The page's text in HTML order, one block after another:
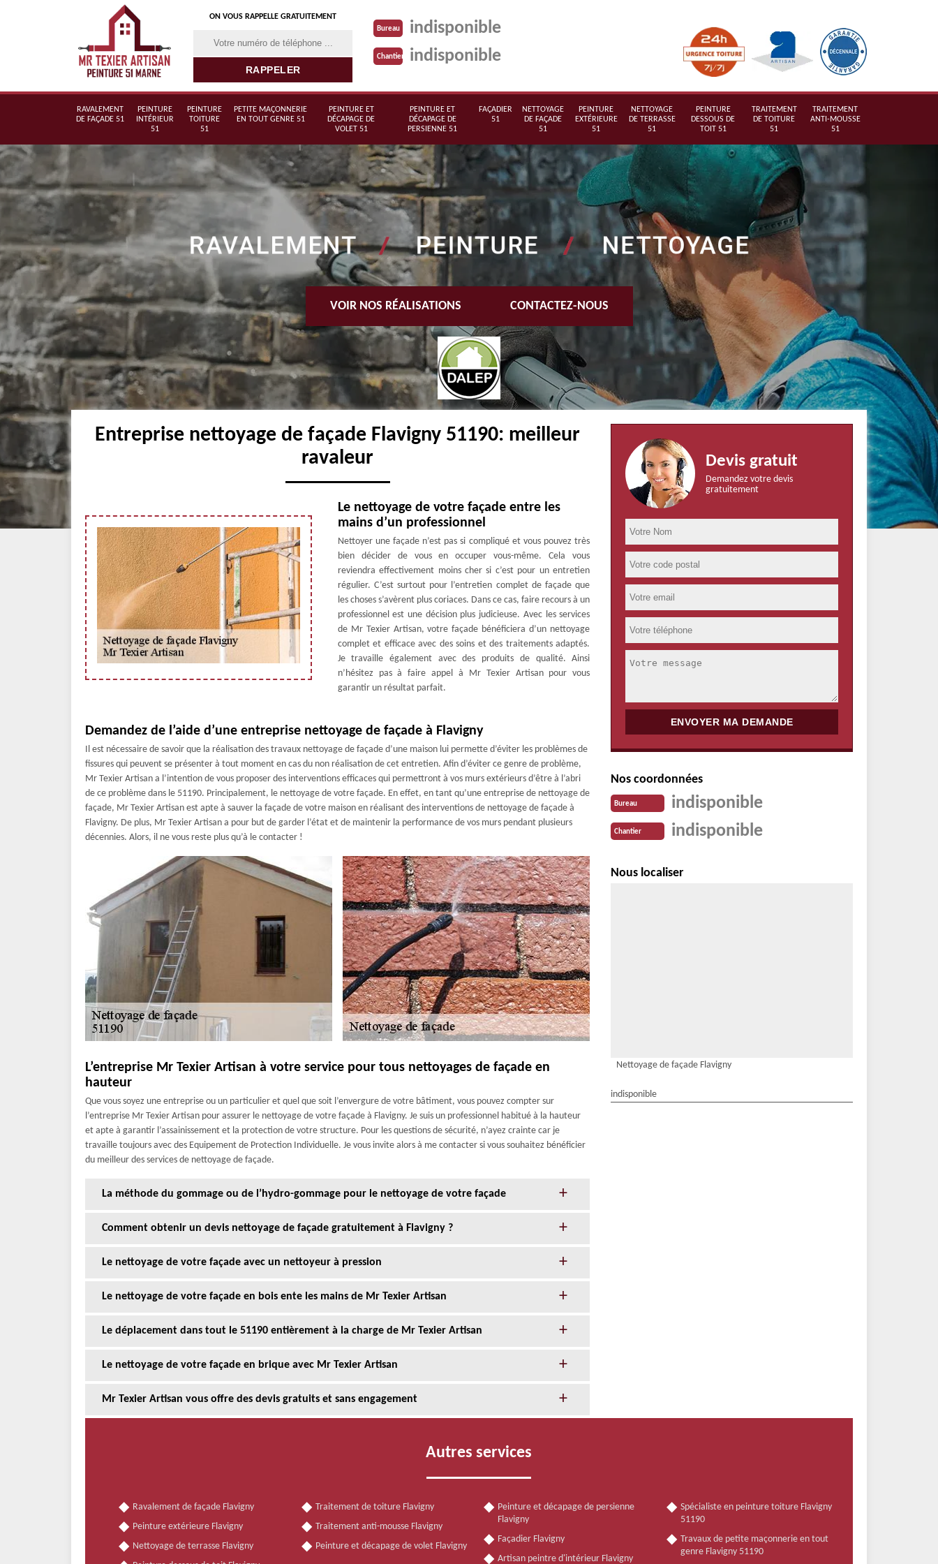
ON VOUS RAPPELLE GRATUITEMENT
Bureau indisponible
Chantier indisponible
RAVALEMENT
DE FAÇADE 51
PEINTURE
INTÉRIEUR
51
PEINTURE
TOITURE
51
PETITE MAÇONNERIE
EN TOUT GENRE 51
PEINTURE ET
DÉCAPAGE DE
VOLET 51
PEINTURE ET
DÉCAPAGE DE
PERSIENNE 51
FAÇADIER
51
NETTOYAGE
DE FAÇADE
51
PEINTURE
EXTÉRIEURE
51
NETTOYAGE
DE TERRASSE
51
PEINTURE
DESSOUS DE
TOIT 51
TRAITEMENT
DE TOITURE
51
TRAITEMENT
ANTI-MOUSSE
51
VOIR NOS RÉALISATIONS CONTACTEZ-NOUS
Entreprise nettoyage de façade Flavigny 51190: meilleur
ravaleur
Le nettoyage de votre façade entre les
mains d’un professionnel
Nettoyer une façade n’est pas si compliqué et vous pouvez très
bien décider de vous en occuper vous-même. Cela vous
reviendra effectivement moins cher si c’est pour un entretien
régulier. C’est surtout pour l’entretien complet de façade que
les choses s’avèrent plus coriaces. Dans ce cas, faire recours à un
professionnel est une décision plus judicieuse. Avec les services
de Mr Texier Artisan, votre façade bénéficiera d’un nettoyage
complet et efficace avec des soins et des traitements adaptés.
Je travaille également avec des produits de qualité. Ainsi
n’hésitez pas à faire appel à Mr Texier Artisan pour vous
garantir un résultat parfait.
Demandez de l’aide d’une entreprise nettoyage de façade à Flavigny
Il est nécessaire de savoir que la réalisation des travaux nettoyage de façade d’une maison lui permette d’éviter les problèmes de
fissures qui peuvent se présenter à tout moment en cas du non réalisation de cet entretien. Afin d’éviter ce genre de problème,
Mr Texier Artisan a l’intention de vous proposer des interventions efficaces qui permettront à vos murs extérieurs d’être à l’abri
de ce problème dans le 51190. Principalement, le nettoyage de votre façade. En effet, en tant qu’une entreprise de nettoyage de
façade, Mr Texier Artisan est apte à sauver la façade de votre maison en réalisant des interventions de nettoyage de façade à
Flavigny. De plus, Mr Texier Artisan a pour but de garder l’état et de maintenir la performance de vos murs pendant plusieurs
décennies. Alors, il ne vous reste plus qu’à le contacter !
L’entreprise Mr Texier Artisan à votre service pour tous nettoyages de façade en
hauteur
Que vous soyez une entreprise ou un particulier et quel que soit l’envergure de votre bâtiment, vous pouvez compter sur
l’entreprise Mr Texier Artisan pour assurer le nettoyage de votre façade à Flavigny. Je suis un professionnel habitué à la hauteur
et apte à garantir l’assainissement et la protection de votre structure. Pour les questions de sécurité, n’ayez crainte car je
travaille toujours avec des Equipement de Protection Individuelle. Je vous invite alors à me contacter si vous souhaitez bénéficier
du meilleur des services de nettoyage de façade.
La méthode du gommage ou de l’hydro-gommage pour le nettoyage de votre façade
Comment obtenir un devis nettoyage de façade gratuitement à Flavigny ?
Le nettoyage de votre façade avec un nettoyeur à pression
Le nettoyage de votre façade en bois ente les mains de Mr Texier Artisan
Le déplacement dans tout le 51190 entièrement à la charge de Mr Texier Artisan
Le nettoyage de votre façade en brique avec Mr Texier Artisan
Mr Texier Artisan vous offre des devis gratuits et sans engagement
Devis gratuit
Demandez votre devis
gratuitement
Nos coordonnées
Bureau indisponible
Chantier indisponible
Nous localiser
Nettoyage de façade Flavigny
indisponible
Autres services
Ravalement de façade Flavigny
Peinture extérieure Flavigny
Nettoyage de terrasse Flavigny
Traitement de toiture Flavigny
Traitement anti-mousse Flavigny
Peinture et décapage de volet Flavigny
Peinture et décapage de persienne
Flavigny
Façadier Flavigny
Artisan peintre d'intérieur Flavigny
Spécialiste en peinture toiture Flavigny
51190
Travaux de petite maçonnerie en tout
genre Flavigny 51190